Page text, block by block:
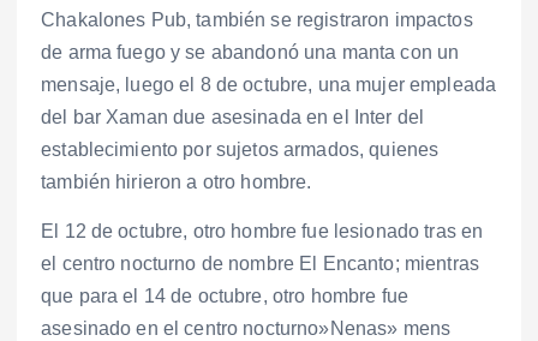
Chakalones Pub, también se registraron impactos
de arma fuego y se abandonó una manta con un
mensaje, luego el 8 de octubre, una mujer empleada
del bar Xaman due asesinada en el Inter del
establecimiento por sujetos armados, quienes
también hirieron a otro hombre.
El 12 de octubre, otro hombre fue lesionado tras en
el centro nocturno de nombre El Encanto; mientras
que para el 14 de octubre, otro hombre fue
asesinado en el centro nocturno»Nenas» mens